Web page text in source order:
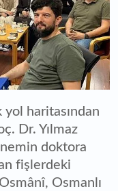
yol haritasından
Dr. Yılmaz
doktora
fişlerdeki
Osmanlı